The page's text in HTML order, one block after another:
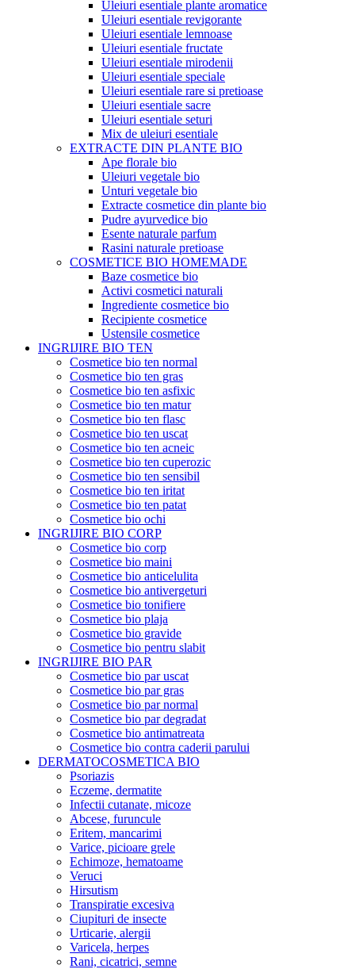
Uleiuri esentiale plante aromatice
Uleiuri esentiale revigorante
Uleiuri esentiale lemnoase
Uleiuri esentiale fructate
Uleiuri esentiale mirodenii
Uleiuri esentiale speciale
Uleiuri esentiale rare si pretioase
Uleiuri esentiale sacre
Uleiuri esentiale seturi
Mix de uleiuri esentiale
EXTRACTE DIN PLANTE BIO
Ape florale bio
Uleiuri vegetale bio
Unturi vegetale bio
Extracte cosmetice din plante bio
Pudre ayurvedice bio
Esente naturale parfum
Rasini naturale pretioase
COSMETICE BIO HOMEMADE
Baze cosmetice bio
Activi cosmetici naturali
Ingrediente cosmetice bio
Recipiente cosmetice
Ustensile cosmetice
INGRIJIRE BIO TEN
Cosmetice bio ten normal
Cosmetice bio ten gras
Cosmetice bio ten asfixic
Cosmetice bio ten matur
Cosmetice bio ten flasc
Cosmetice bio ten uscat
Cosmetice bio ten acneic
Cosmetice bio ten cuperozic
Cosmetice bio ten sensibil
Cosmetice bio ten iritat
Cosmetice bio ten patat
Cosmetice bio ochi
INGRIJIRE BIO CORP
Cosmetice bio corp
Cosmetice bio maini
Cosmetice bio anticelulita
Cosmetice bio antivergeturi
Cosmetice bio tonifiere
Cosmetice bio plaja
Cosmetice bio gravide
Cosmetice bio pentru slabit
INGRIJIRE BIO PAR
Cosmetice bio par uscat
Cosmetice bio par gras
Cosmetice bio par normal
Cosmetice bio par degradat
Cosmetice bio antimatreata
Cosmetice bio contra caderii parului
DERMATOCOSMETICA BIO
Psoriazis
Eczeme, dermatite
Infectii cutanate, micoze
Abcese, furuncule
Eritem, mancarimi
Varice, picioare grele
Echimoze, hematoame
Veruci
Hirsutism
Transpiratie excesiva
Ciupituri de insecte
Urticarie, alergii
Varicela, herpes
Rani, cicatrici, semne